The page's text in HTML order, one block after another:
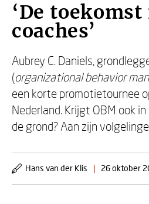
‘De toekomst
coaches’
Aubrey C. Daniels,
(organizational behavior
een korte promotietournee
Nederland. Krijgt OBM ook
de grond? Aan zijn
Hans van der Klis | 26 oktober